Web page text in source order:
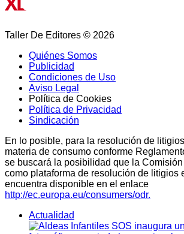
Taller De Editores © 2026
Quiénes Somos
Publicidad
Condiciones de Uso
Aviso Legal
Política de Cookies
Política de Privacidad
Sindicación
En lo posible, para la resolución de
materia de consumo conforme
se buscará la posibilidad que la
como plataforma de resolución de litigios
encuentra disponible en el enlace
http://ec.europa.eu/consumers/odr.
Actualidad